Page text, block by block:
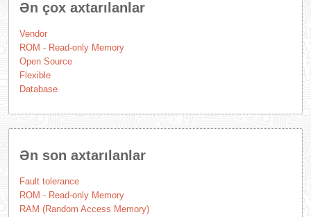
Ən çox axtarılanlar
Vendor
ROM - Read-only Memory
Open Source
Flexible
Database
Ən son axtarılanlar
Fault tolerance
ROM - Read-only Memory
RAM (Random Access Memory)